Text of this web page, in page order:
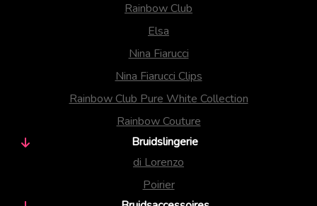
Rainbow Club
Elsa
Nina Fiarucci
Nina Fiarucci Clips
Rainbow Club Pure White Collection
Rainbow Couture
Bruidslingerie
di Lorenzo
Poirier